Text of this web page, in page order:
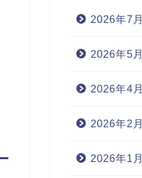
2026年7月
2026年5月
2026年4月
2026年2月
2026年1月